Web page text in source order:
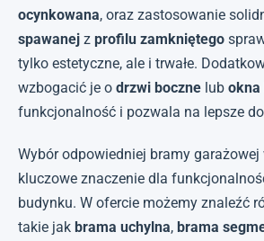
ocynkowana, oraz zastosowanie
spawanej z profilu zamkniętego
tylko estetyczne, ale i trwałe.
wzbogacić je o drzwi boczne lub okna
funkcjonalność i pozwala na lepsze
Wybór odpowiedniej bramy
kluczowe znaczenie dla
budynku. W ofercie możemy znaleźć
takie jak brama uchylna, brama